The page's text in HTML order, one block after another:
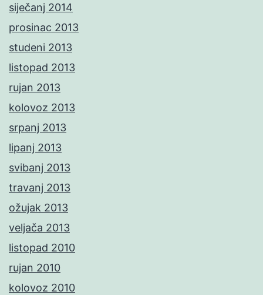
siječanj 2014
prosinac 2013
studeni 2013
listopad 2013
rujan 2013
kolovoz 2013
srpanj 2013
lipanj 2013
svibanj 2013
travanj 2013
ožujak 2013
veljača 2013
listopad 2010
rujan 2010
kolovoz 2010